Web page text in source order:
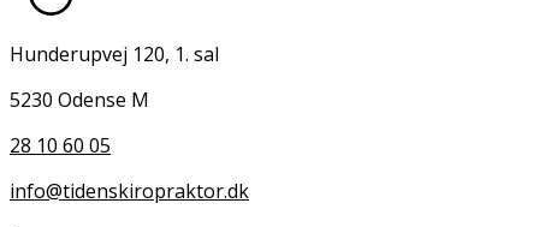
Hunderupvej 120, 1. sal
5230 Odense M
28 10 60 05
info@tidenskiropraktor.dk